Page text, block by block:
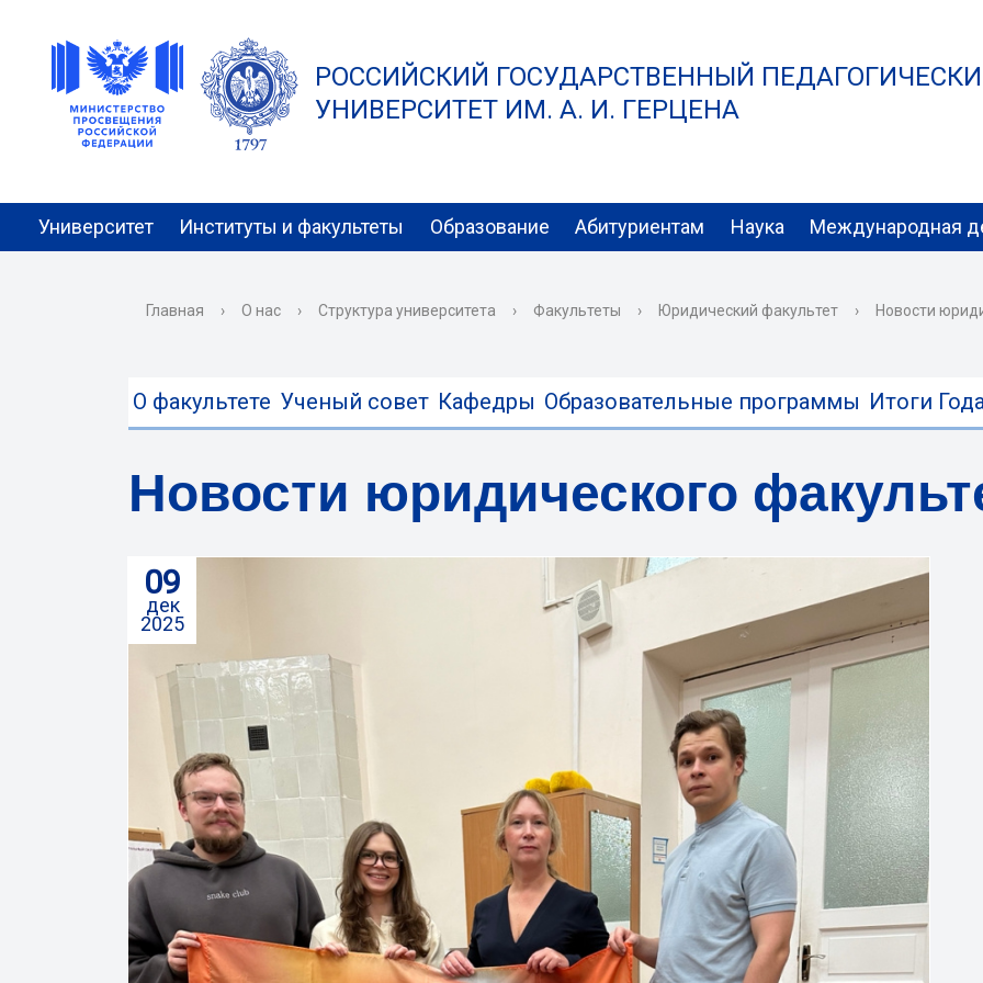
РОССИЙСКИЙ ГОСУДАРСТВЕННЫЙ
УНИВЕРСИТЕТ ИМ. А. И. ГЕРЦЕНА
Университет Институты и факультеты Образование Абитуриентам Наука Международная
Главная › О нас › Структура университета › Факультеты › Юридический факультет › Новости
О факультете Ученый совет Кафедры Образовательные программы Итоги
Новости юридического
09
дек
2025